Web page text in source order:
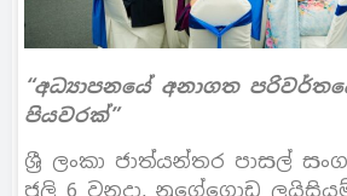
“අධ්‍යාපනයේ අනාගත
පියවරක්”
ශ්‍රී ලංකා ජාත්යන්තර පාසල්